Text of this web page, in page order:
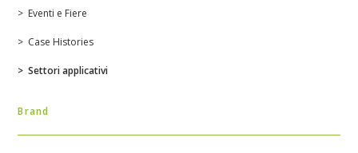
Eventi e Fiere
Case Histories
Settori applicativi
Brand